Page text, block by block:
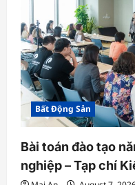
Bất Động Sản
Bài toán đào tạo
nghiệp – Tạp chí